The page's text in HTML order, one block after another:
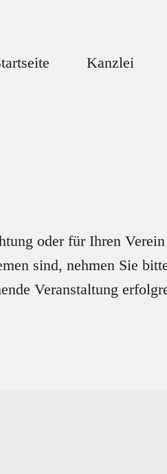
Kanzlei
oder für Ihren Verein
sind, nehmen Sie
Veranstaltung